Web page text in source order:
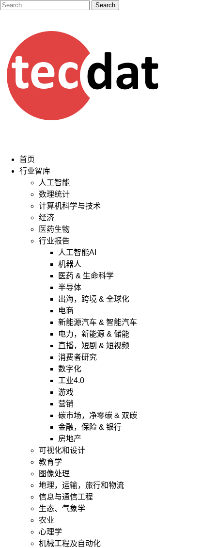
首页
行业智库
人工智能
数理统计
计算机科学与技术
经济
医药生物
行业报告
人工智能AI
机器人
医药 & 生命科学
半导体
出海，跨境 & 全球化
电商
新能源汽车 & 智能汽车
电力，新能源 & 储能
直播，短剧 & 短视频
消费者研究
数字化
工业4.0
游戏
营销
碳市场，净零碳 & 双碳
金融，保险 & 银行
房地产
可视化和设计
教育学
图像处理
地理，运输，旅行和物流
信息与通信工程
生态、气象学
农业
心理学
机械工程及自动化